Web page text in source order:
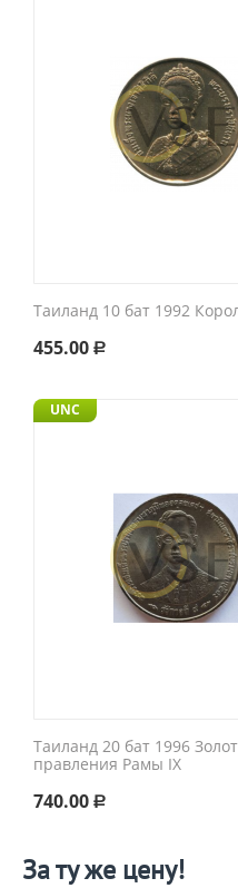
Таиланд 10 бат 1992
455.00 Р
UNC
Таиланд 20 бат 1996
правления Рамы IX
740.00 Р
За ту же цену!